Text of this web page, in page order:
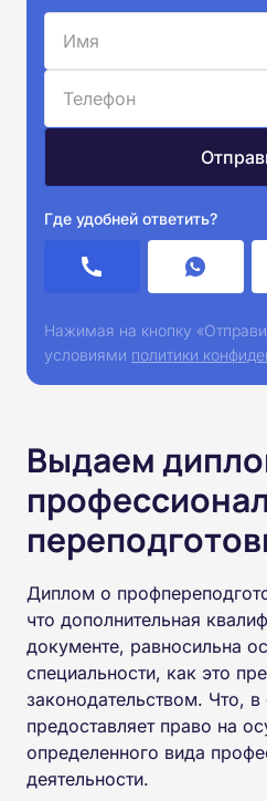
Где удобней ответить?
Нажимая на кнопку
условиями политики
Выдаем
Диплом о
что дополнительная
документе, равносильна
специальности, как это
законодательством. Что,
предоставляет право на
определенного вида
деятельности.